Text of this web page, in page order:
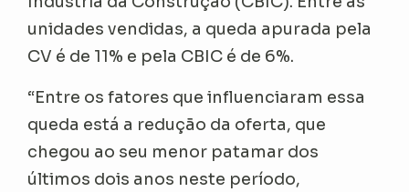
unidades vendidas, a queda apurada pela
CV é de 11% e pela CBIC é de 6%.
“Entre os fatores que influenciaram essa
queda está a redução da oferta, que
chegou ao seu menor patamar dos
últimos dois anos neste período,